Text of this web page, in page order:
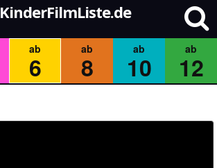
KinderFilmListe.de
ab
6
ab
8
ab
10
ab
12